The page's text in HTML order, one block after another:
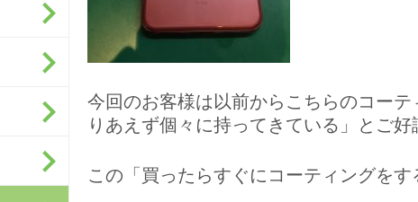
今回のお客様は以前からこちらのコー
りあえず個々に持ってきている」とご
この「買ったらすぐにコーティングを